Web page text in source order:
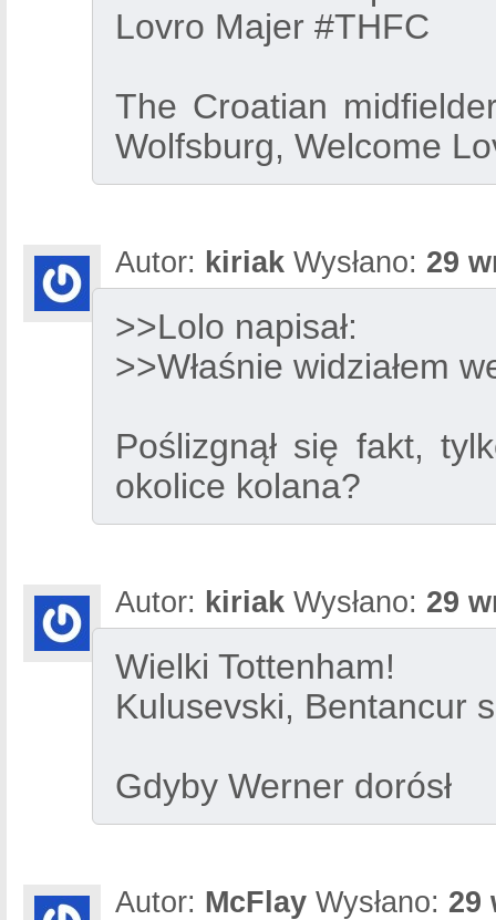
Lovro Majer #THFC
The Croatian
Wolfsburg, Welcome
Autor: kiriak Wysłano: 29
>>Lolo napisał:
>>Właśnie widziałem
Poślizgnął się fakt,
okolice kolana?
Autor: kiriak Wysłano: 29
Wielki Tottenham!
Kulusevski, Bentancur
Gdyby Werner dorósł
Autor: McFlay Wysłano: 29